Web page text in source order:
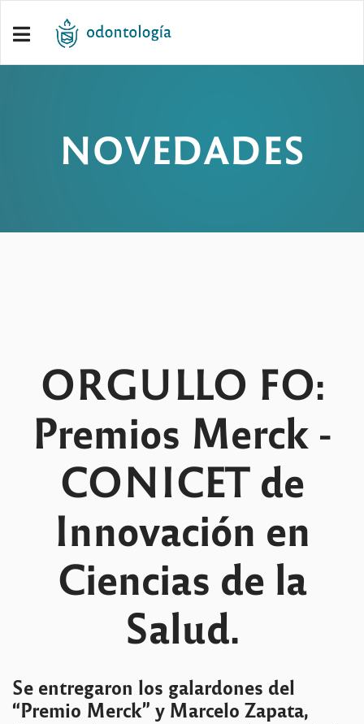
NOVEDADES
ORGULLO FO:
Premios Merck -
CONICET de
Innovación en
Ciencias de la
Salud.
Se entregaron los galardones del
“Premio Merck” y Marcelo Zapata,